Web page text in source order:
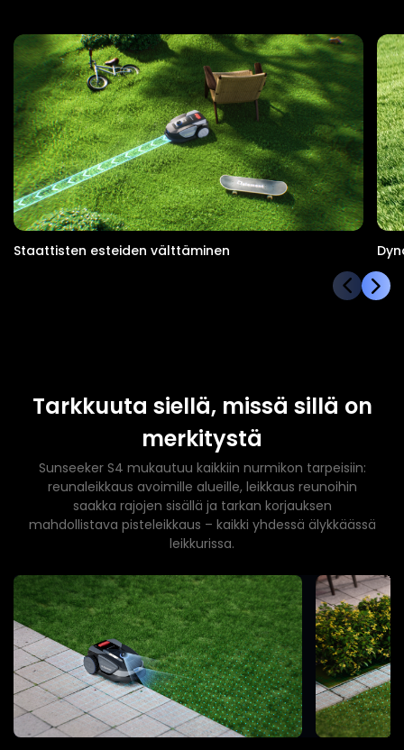
Staattisten esteiden välttäminen
Tarkkuuta siellä, missä sillä on
merkitystä
Sunseeker S4 mukautuu kaikkiin nurmikon tarpeisiin:
reunaleikkaus avoimille alueille, leikkaus reunoihin
saakka rajojen sisällä ja tarkan korjauksen
mahdollistava pisteleikkaus – kaikki yhdessä älykkäässä
leikkurissa.